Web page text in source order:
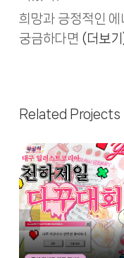
희망과 긍정적인 에
궁금하다면 (더보
Related Projects